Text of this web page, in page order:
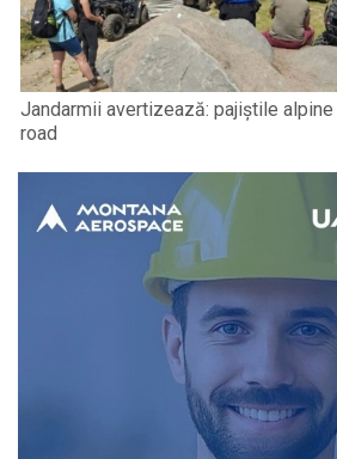
Jandarmii avertizează: pajiștile
road